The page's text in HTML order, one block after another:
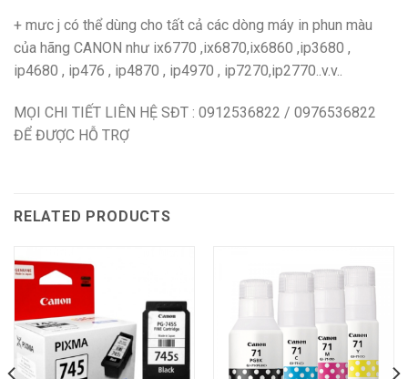
+ mưc j có thể dùng cho tất cả các dòng máy in phun màu
của hãng CANON như ix6770 ,ix6870,ix6860 ,ip3680 ,
ip4680 , ip476 , ip4870 , ip4970 , ip7270,ip2770..v.v..
MỌI CHI TIẾT LIÊN HỆ SĐT : 0912536822 / 0976536822
ĐỂ ĐƯỢC HỖ TRỢ
RELATED PRODUCTS